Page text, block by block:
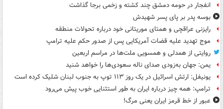
انفجار در حومه دمشق چند کشته و زخمی برجا گذاشت
بوسه‌ پدر بر پای پسر شهیدش
رایزنی عراقچی و همتای موریتانی خود درباره تحولات منطقه
موج تهدید علیه قضات آمریکایی پس از صدور حکم علیه ترامپ
روایتی از همدلی و همسویی ملت‌ها در مراسم اربعین
یمن: جهان به‌زودی صدای ناله سعودی‌ها را خواهد شنید
یونیفل: ارتش اسرائیل در یک روز ۱۱۳ توپ به جنوب لبنان شلیک کرده است
ترامپ: همه چیز درباره ایران به طور استثنایی خوب پیش می‌رود
عبور از خط قرمز ایران یعنی مرگ!